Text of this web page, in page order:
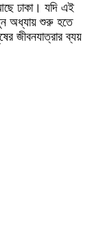
ঢাকা। যদি এই
অধ্যায় শুরু হতে
জীবনযাত্রার ব্যয়